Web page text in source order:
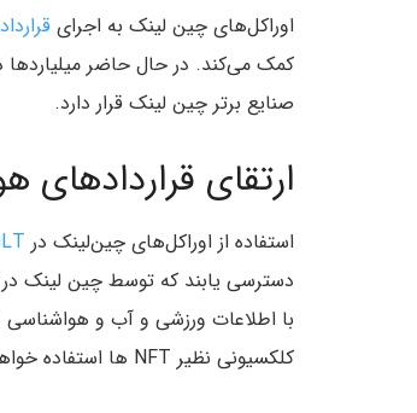
اوراکل‌های چین لینک به اجرای
کمک می‌کند. در حال حاضر میلیاردها
صنایع برتر چین لینک قرار دارد.
ارتقای
استفاده از اوراکل‌های چین‌لینک در
دسترسی یابند که توسط چین لینک در
با اطلاعات ورزشی و آب‌ و هواشناسی
کلکسیونی نظیر NFT ها استفاده خواهد شد.